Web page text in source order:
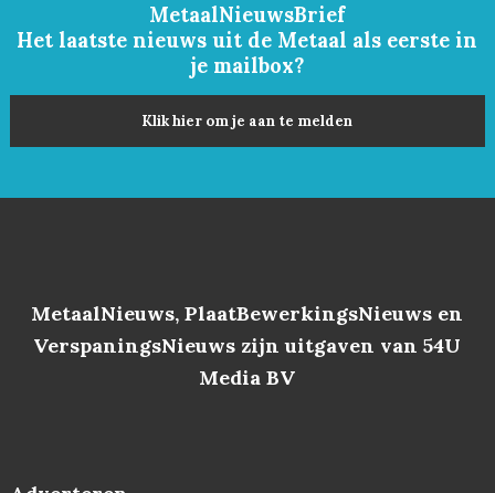
MetaalNieuwsBrief
Het laatste nieuws uit de Metaal als eerste in
je mailbox?
Klik hier om je aan te melden
MetaalNieuws, PlaatBewerkingsNieuws en
VerspaningsNieuws zijn uitgaven van 54U
Media BV